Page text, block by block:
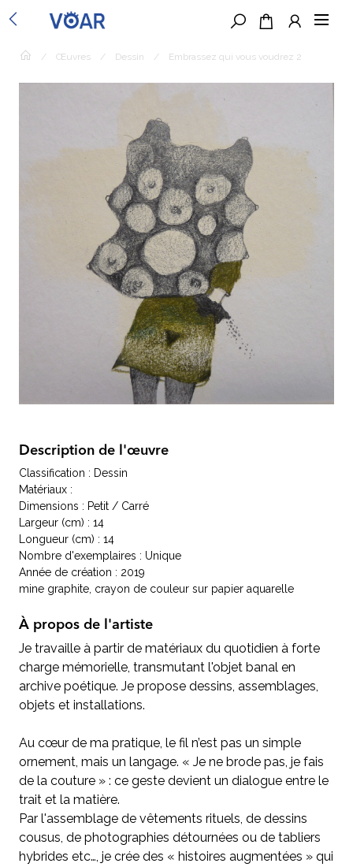
/ Œuvres / Dessin / Embrassez qui vous voudrez 2
Description de l'œuvre
Classification : Dessin
Matériaux :
Dimensions : Petit / Carré
Largeur (cm) : 14
Longueur (cm) : 14
Nombre d'exemplaires : Unique
Année de création : 2019
mine graphite, crayon de couleur sur papier aquarelle
À propos de l'artiste
Je travaille à partir de matériaux du quotidien à forte
charge mémorielle, transmutant l'objet banal en
archive poétique. Je propose dessins, assemblages,
objets et installations.
Au cœur de ma pratique, le fil n’est pas un simple
ornement, mais un langage. « Je ne brode pas, je fais
de la couture » : ce geste devient un dialogue entre le
trait et la matière.
Par l'assemblage de vêtements rituels, de dessins
cousus, de photographies détournées ou de tabliers
hybrides etc…, je crée des « histoires augmentées » qui